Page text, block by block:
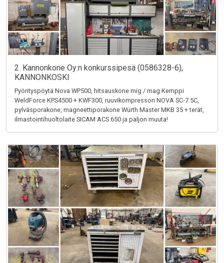
2. Kannonkone Oy:n konkurssipesä (0586328-6),
KANNONKOSKI
Pyörityspöytä Nova WP500, hitsauskone mig / mag Kemppi
WeldForce KPS4500 + KWF300, ruuvikompressori NOVA SC-7.5C,
pylväsporakone, magneettiporakone Würth Master MKB 35 + terät,
ilmastointihuoltolaite SICAM ACS 650 ja paljon muuta!